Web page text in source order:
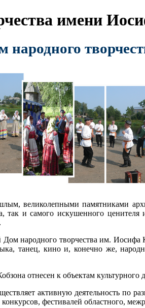
имени
народного
великолепными памятниками
так и самого искушенного
народного творчества им. Иосифа
танец, кино и, конечно же,
отнесен к объектам культурного
активную деятельность по
фестивалей областного,